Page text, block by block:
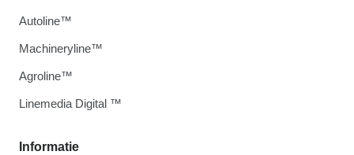
Informatie
Autoline™
Machineryline™
Agroline™
Linemedia Digital ™